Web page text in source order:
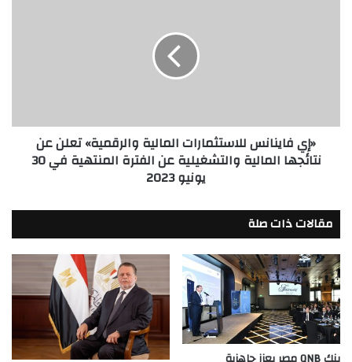
المالية
والتشغيلية
في
30
يونيو
2023
«إي فاينانس للاستثمارات المالية والرقمية» تعلن عن
نتائجها المالية والتشغيلية عن الفترة المنتهية في 30
يونيو 2023
مقالات ذات صلة